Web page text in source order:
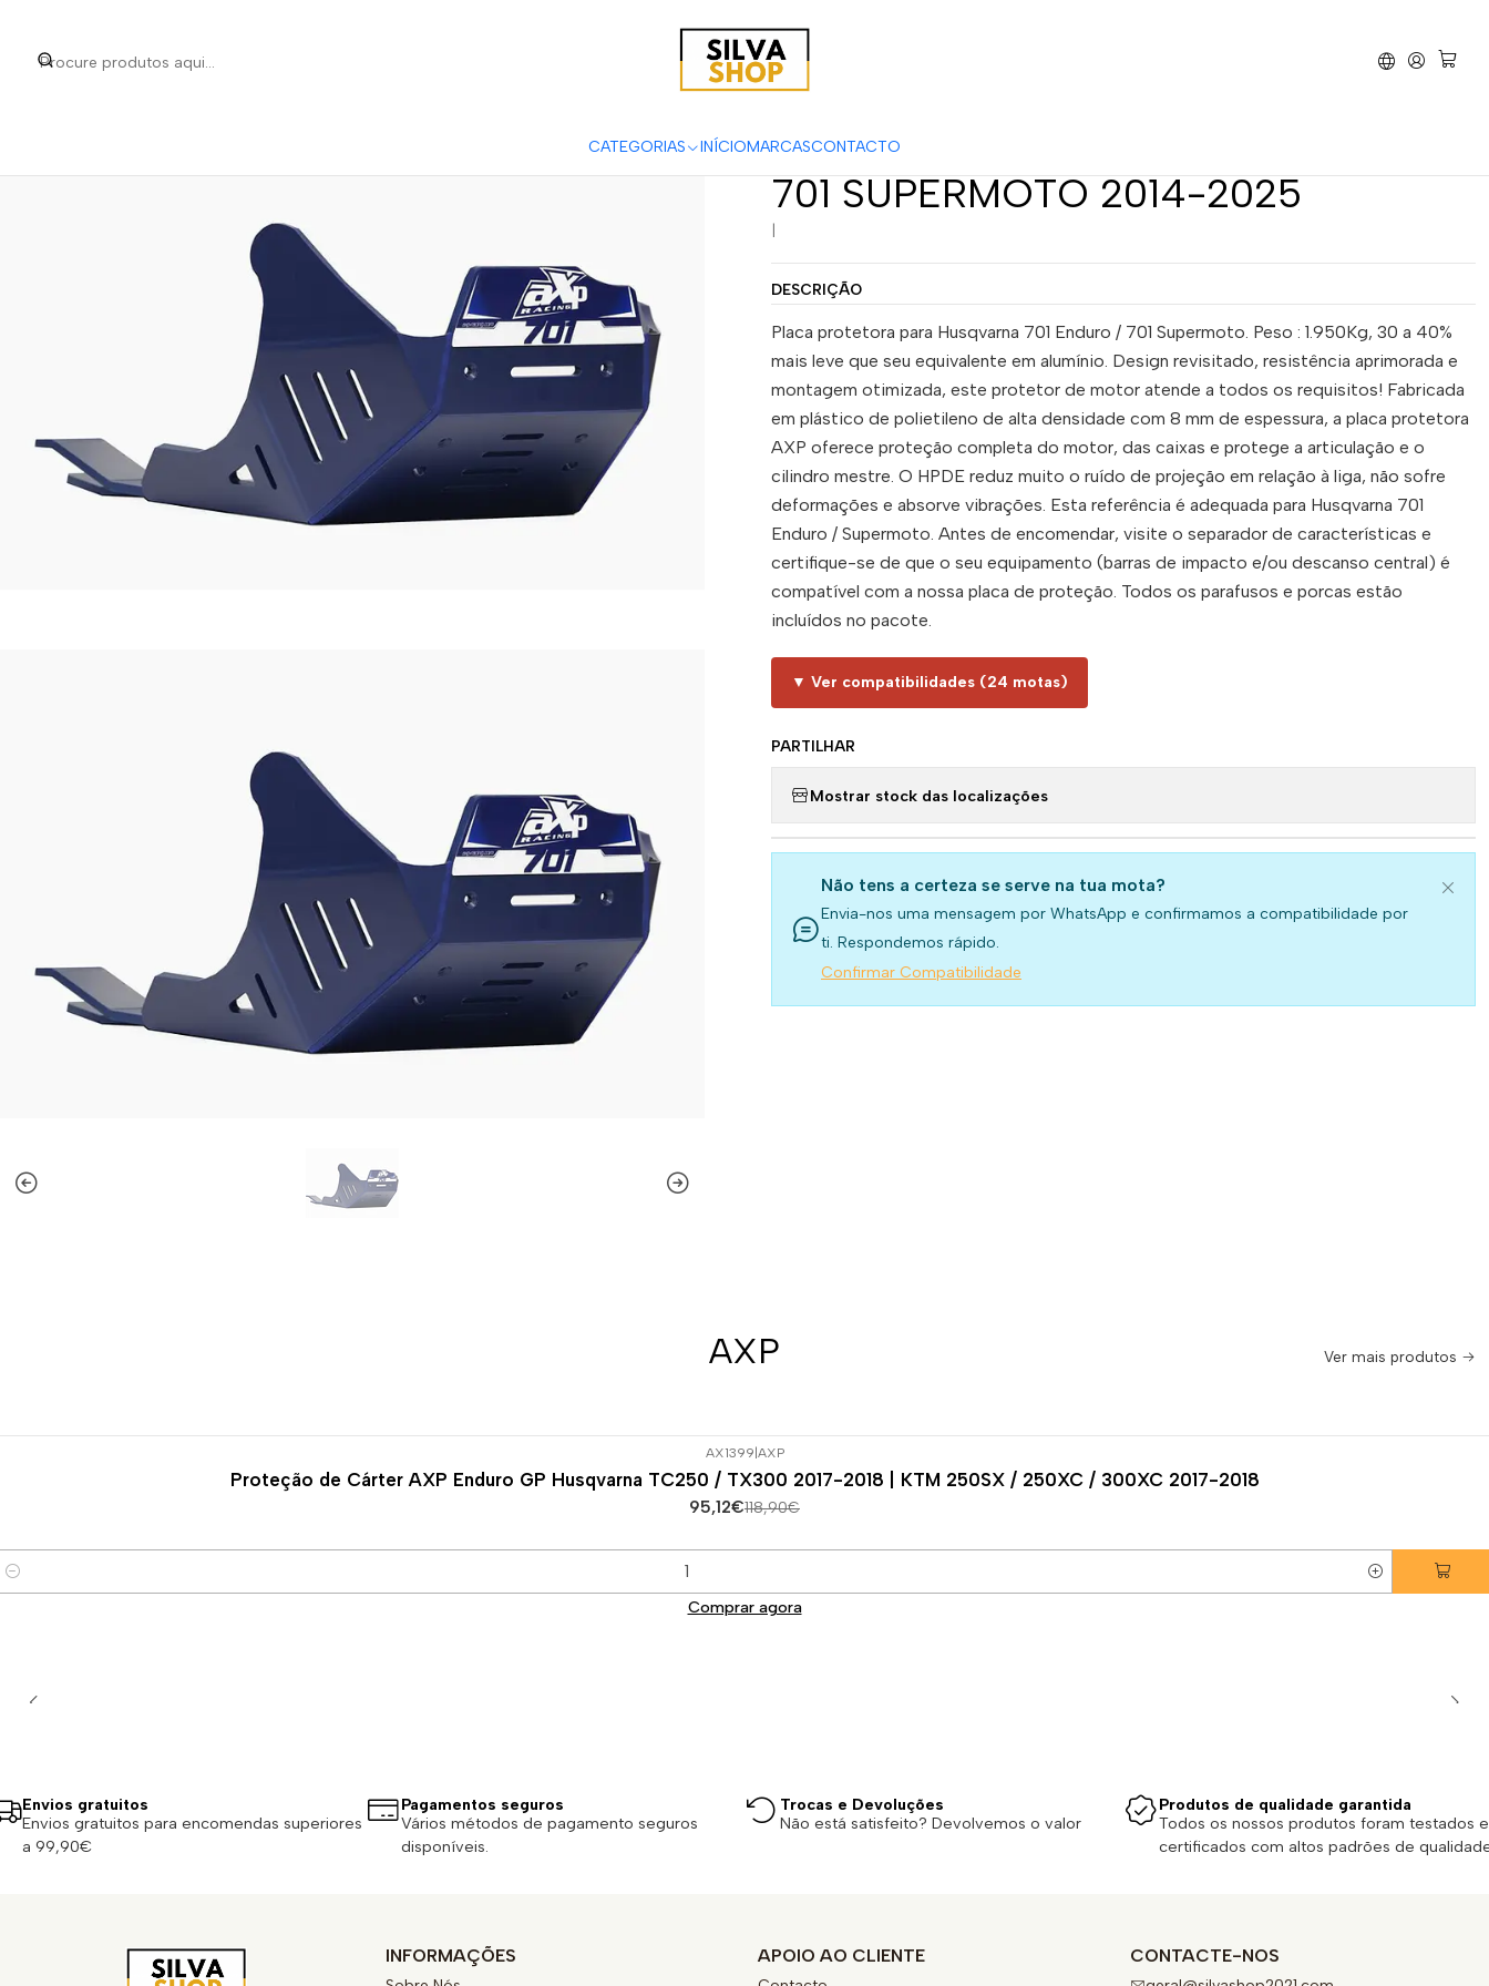
CATEGORIAS INÍCIOMARCASCONTACTO
HDPE 8 Mm Husqvarna 701 ENDURO /
701 SUPERMOTO 2014-2025
DESCRIÇÃO
Placa protetora para Husqvarna 701 Enduro / 701 Supermoto. Peso : 1.950Kg, 30 a 40%
mais leve que seu equivalente em alumínio. Design revisitado, resistência aprimorada e
montagem otimizada, este protetor de motor atende a todos os requisitos! Fabricada
em plástico de polietileno de alta densidade com 8 mm de espessura, a placa protetora
AXP oferece proteção completa do motor, das caixas e protege a articulação e o
cilindro mestre. O HPDE reduz muito o ruído de projeção em relação à liga, não sofre
deformações e absorve vibrações. Esta referência é adequada para Husqvarna 701
Enduro / Supermoto. Antes de encomendar, visite o separador de características e
certifique-se de que o seu equipamento (barras de impacto e/ou descanso central) é
compatível com a nossa placa de proteção. Todos os parafusos e porcas estão
incluídos no pacote.
▼ Ver compatibilidades (24 motas)
PARTILHAR
Mostrar stock das localizações
Não tens a certeza se serve na tua mota?
Envia-nos uma mensagem por WhatsApp e confirmamos a compatibilidade por
ti. Respondemos rápido.
Confirmar Compatibilidade
AXP Ver mais produtos
AX1399 AXP
Proteção de Cárter AXP Enduro GP Husqvarna TC250 / TX300 2017-2018 | KTM 250SX / 250XC / 300XC 2017-2018
95,12€118,90€
Comprar agora
Envios gratuitos
Envios gratuitos para encomendas superiores
a 99,90€
Pagamentos seguros
Vários métodos de pagamento seguros
disponíveis.
Trocas e Devoluções
Não está satisfeito? Devolvemos o valor
Produtos de qualidade garantida
Todos os nossos produtos foram testados e
certificados com altos padrões de
INFORMAÇÕES APOIO AO CLIENTE CONTACTE-NOS